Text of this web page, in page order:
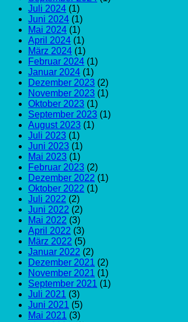
Juli 2024 (1)
Juni 2024 (1)
Mai 2024 (1)
April 2024 (1)
März 2024 (1)
Februar 2024 (1)
Januar 2024 (1)
Dezember 2023 (2)
November 2023 (1)
Oktober 2023 (1)
September 2023 (1)
August 2023 (1)
Juli 2023 (1)
Juni 2023 (1)
Mai 2023 (1)
Februar 2023 (2)
Dezember 2022 (1)
Oktober 2022 (1)
Juli 2022 (2)
Juni 2022 (2)
Mai 2022 (3)
April 2022 (3)
März 2022 (5)
Januar 2022 (2)
Dezember 2021 (2)
November 2021 (1)
September 2021 (1)
Juli 2021 (3)
Juni 2021 (5)
Mai 2021 (3)